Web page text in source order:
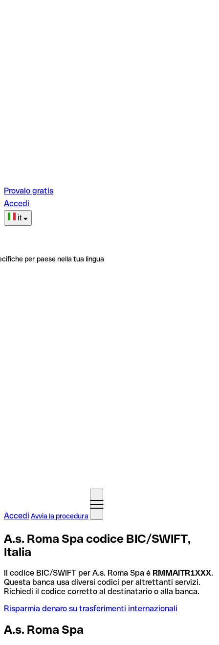
Provalo gratis
Accedi
it
per paese nella tua lingua
Accedi Avvia la procedura
A.s. Roma Spa codice BIC/SWIFT,
Italia
Il codice BIC/SWIFT per A.s. Roma Spa è RMMAITR1XXX.
Questa banca usa diversi codici per altrettanti servizi.
Richiedi il codice corretto al destinatario o alla banca.
Risparmia denaro su trasferimenti internazionali
A.s. Roma Spa